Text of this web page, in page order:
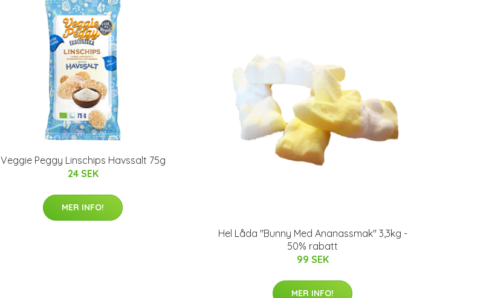
Veggie Peggy Linschips Havssalt 75g
24 SEK
MER INFO!
Hel Låda "Bunny Med Ananassmak" 3,3kg -
50% rabatt
99 SEK
MER INFO!